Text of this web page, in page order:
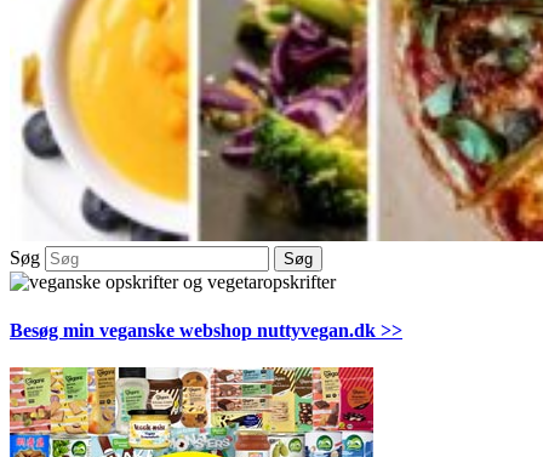
Søg Søg
Besøg min veganske webshop nuttyvegan.dk >>